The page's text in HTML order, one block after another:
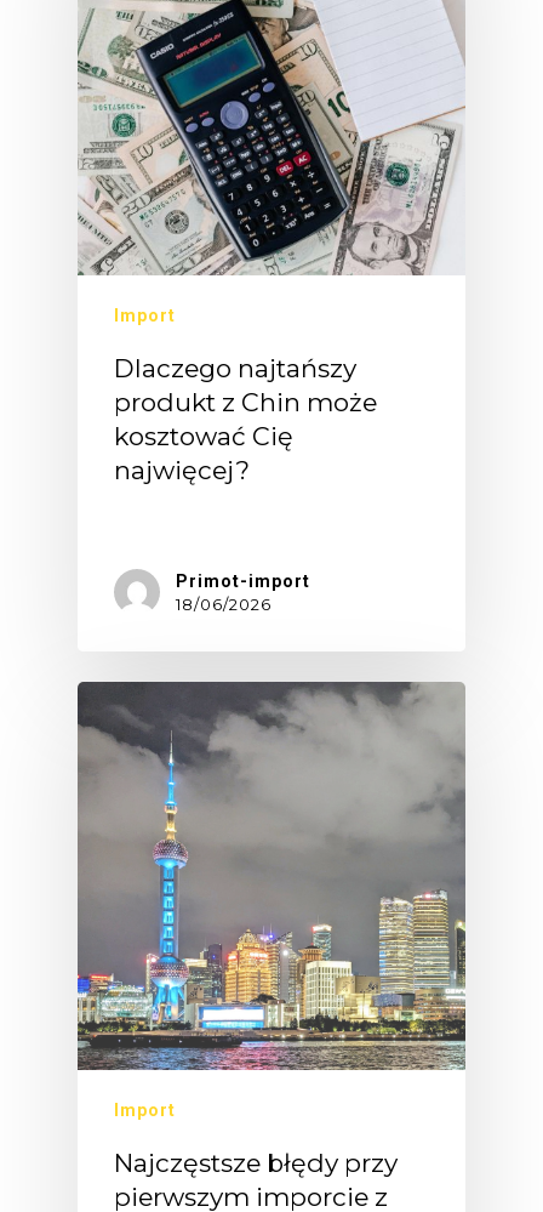
Import
Dlaczego najtańszy
produkt z Chin może
kosztować Cię
najwięcej?
Primot-import
18/06/2026
Import
Najczęstsze błędy przy
pierwszym imporcie z